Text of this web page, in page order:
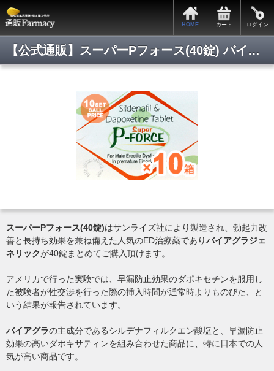
HOME カート ログイン
【公式通販】スーパーPフォース(40錠) バイアグラ/最安値通販/正規品保証/即日発送/即日通販/Pmart/通販ファーマシー
スーパーPフォース(40錠)はサンライズ社により製造され、勃起力改
善と長持ち効果を兼ね備えた人気のED治療薬でありバイアグラジェ
ネリックが40錠まとめてご購入頂けます。
アメリカで行った実験では、早漏防止効果のダポキセチンを服用し
た被験者が性交渉を行った際の挿入時間が通常時よりものびた、と
いう結果が報告されています。
バイアグラの主成分であるシルデナフィルクエン酸塩と、早漏防止
効果の高いダポキサティンを組み合わせた商品に、特に日本での人
気が高い商品です。